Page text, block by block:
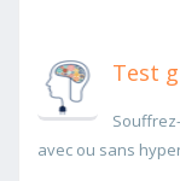
Test
avec ou sans